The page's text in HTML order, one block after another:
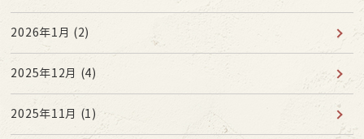
2026年1月 (2)
2025年12月 (4)
2025年11月 (1)